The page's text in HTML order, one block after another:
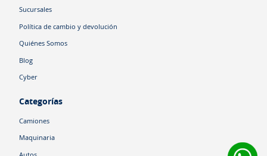
Sucursales
Política de cambio y devolución
Quiénes Somos
Blog
Cyber
Categorías
Camiones
Maquinaria